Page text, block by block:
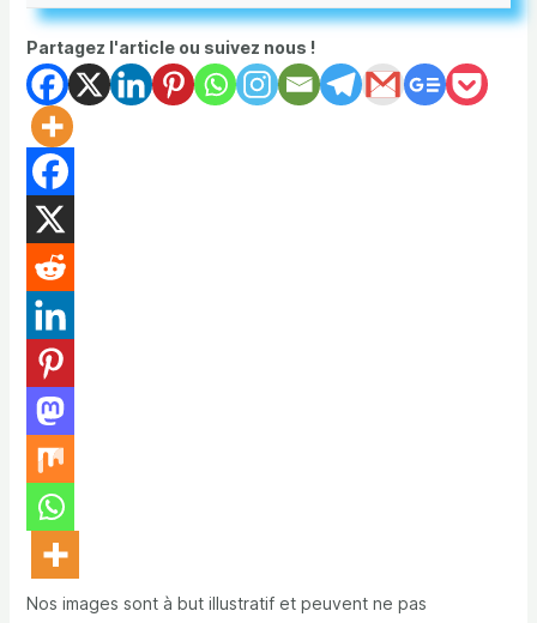
Partagez l'article ou suivez nous !
Nos images sont à but illustratif et peuvent ne pas